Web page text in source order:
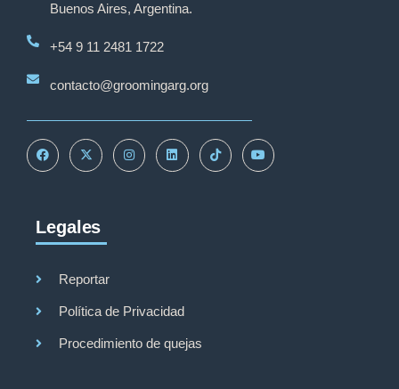
Buenos Aires, Argentina.
+54 9 11 2481 1722
contacto@groomingarg.org
Legales
Reportar
Política de Privacidad
Procedimiento de quejas